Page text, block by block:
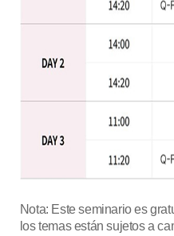
Nota: Este seminario es
los temas están sujetos a